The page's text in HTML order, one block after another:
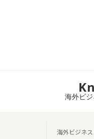
海外ビ
海外ビジネ